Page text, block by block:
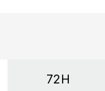
72H